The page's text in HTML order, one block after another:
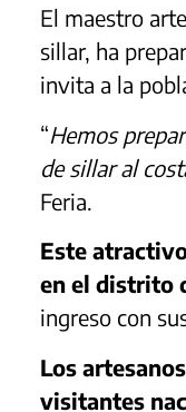
El maestro
sillar, ha
invita a la
“Hemos
de sillar al
Feria.
Este
en el distrito
ingreso con
Los
visitantes